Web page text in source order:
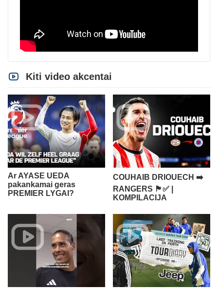
Kiti video akcentai
Ar AYASE UEDA
pakankamai geras
PREMIER LYGAI?
COUHAIB DRIOUECH ➡️
RANGERS 🏴󠁧󠁢󠁳󠁣󠁴󠁿✅ |
KOMPILACIJA